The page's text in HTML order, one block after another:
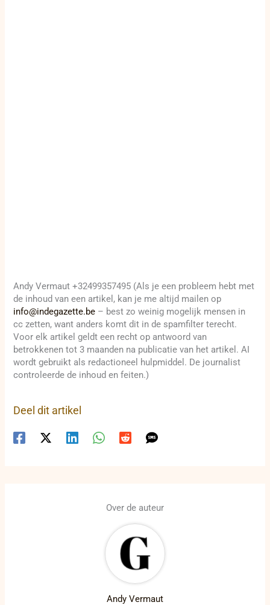
Andy Vermaut +32499357495 (Als je een probleem hebt met
de inhoud van een artikel, kan je me altijd mailen op
info@indegazette.be – best zo weinig mogelijk mensen in
cc zetten, want anders komt dit in de spamfilter terecht.
Voor elk artikel geldt een recht op antwoord van
betrokkenen tot 3 maanden na publicatie van het artikel. AI
wordt gebruikt als redactioneel hulpmiddel. De journalist
controleerde de inhoud en feiten.)
Deel dit artikel
Over de auteur
Andy Vermaut